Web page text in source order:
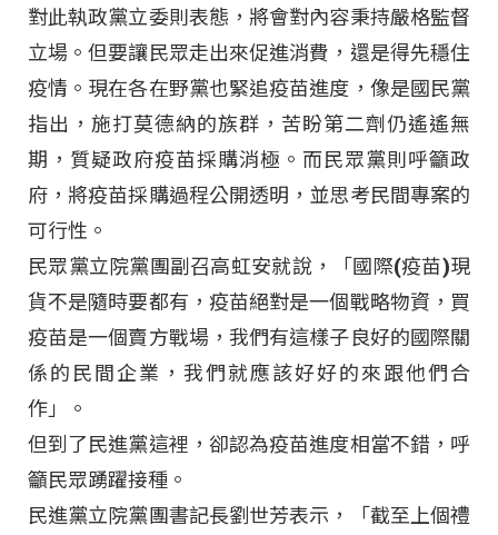
對此執政黨立委則表態，將會對內容秉持嚴格監督
立場。但要讓民眾走出來促進消費，還是得先穩住
疫情。現在各在野黨也緊追疫苗進度，像是國民黨
指出，施打莫德納的族群，苦盼第二劑仍遙遙無
期，質疑政府疫苗採購消極。而民眾黨則呼籲政
府，將疫苗採購過程公開透明，並思考民間專案的
可行性。
民眾黨立院黨團副召高虹安就說，「國際(疫苗)現
貨不是隨時要都有，疫苗絕對是一個戰略物資，買
疫苗是一個賣方戰場，我們有這樣子良好的國際關
係的民間企業，我們就應該好好的來跟他們合
作」。
但到了民進黨這裡，卻認為疫苗進度相當不錯，呼
籲民眾踴躍接種。
民進黨立院黨團書記長劉世芳表示，「截至上個禮